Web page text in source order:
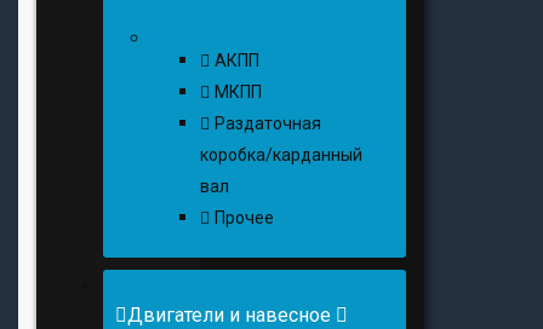
АКПП
МКПП
Раздаточная
коробка/карданный
вал
Прочее
Двигатели и навесное